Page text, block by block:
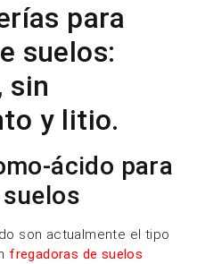
para
suelos:
sin
y litio.
ácido para
son actualmente el tipo
fregadoras de suelos